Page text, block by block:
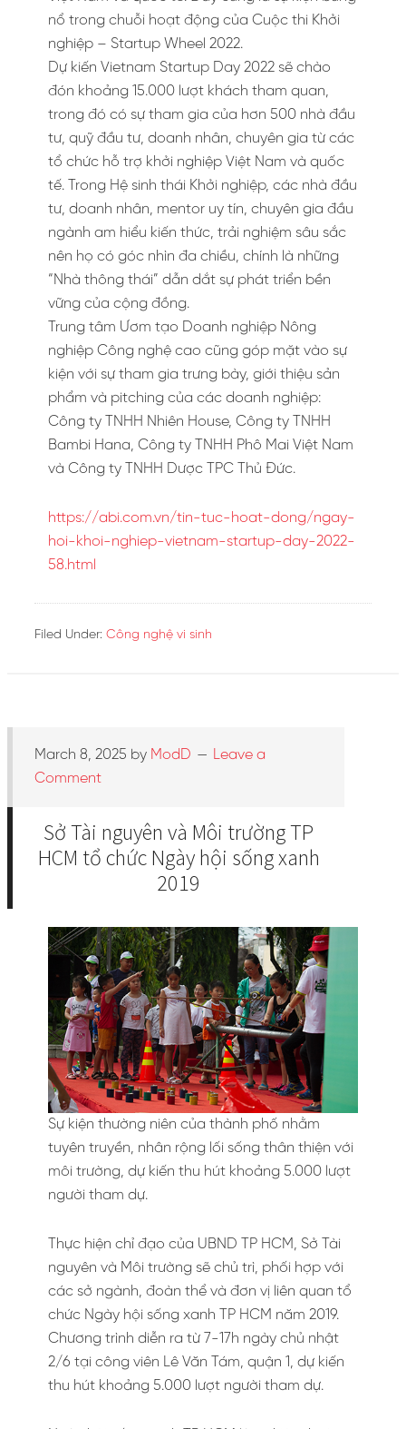
nổ trong chuỗi hoạt động của Cuộc thi Khởi
nghiệp – Startup Wheel 2022.
Dự kiến Vietnam Startup Day 2022 sẽ chào
đón khoảng 15.000 lượt khách tham quan,
trong đó có sự tham gia của hơn 500 nhà đầu
tư, quỹ đầu tư, doanh nhân, chuyên gia từ các
tổ chức hỗ trợ khởi nghiệp Việt Nam và quốc
tế. Trong Hệ sinh thái Khởi nghiệp, các nhà đầu
tư, doanh nhân, mentor uy tín, chuyên gia đầu
ngành am hiểu kiến thức, trải nghiệm sâu sắc
nên họ có góc nhìn đa chiều, chính là những
“Nhà thông thái” dẫn dắt sự phát triển bền
vững của cộng đồng.
Trung tâm Ươm tạo Doanh nghiệp Nông
nghiệp Công nghệ cao cũng góp mặt vào sự
kiện với sự tham gia trưng bày, giới thiệu sản
phẩm và pitching của các doanh nghiệp:
Công ty TNHH Nhiên House, Công ty TNHH
Bambi Hana, Công ty TNHH Phô Mai Việt Nam
và Công ty TNHH Dược TPC Thủ Đức.
https://abi.com.vn/tin-tuc-hoat-dong/ngay-
hoi-khoi-nghiep-vietnam-startup-day-2022-
58.html
Filed Under: Công nghệ vi sinh
March 8, 2025 by ModD
Leave a
Comment
Sở Tài nguyên và Môi trường TP
HCM tổ chức Ngày hội sống xanh
2019
Sự kiện thường niên của thành phố nhằm
tuyên truyền, nhân rộng lối sống thân thiện với
môi trường, dự kiến thu hút khoảng 5.000 lượt
người tham dự.
Thực hiện chỉ đạo của UBND TP HCM, Sở Tài
nguyên và Môi trường sẽ chủ trì, phối hợp với
các sở ngành, đoàn thể và đơn vị liên quan tổ
chức Ngày hội sống xanh TP HCM năm 2019.
Chương trình diễn ra từ 7-17h ngày chủ nhật
2/6 tại công viên Lê Văn Tám, quận 1, dự kiến
thu hút khoảng 5.000 lượt người tham dự.